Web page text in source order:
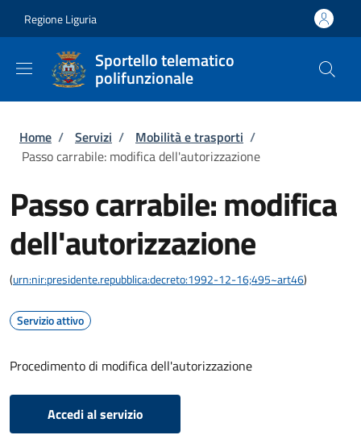
Regione Liguria
Sportello telematico
polifunzionale
Briciole di pane
Home / Servizi / Mobilità e trasporti /
Passo carrabile: modifica dell'autorizzazione
Passo carrabile: modifica
dell'autorizzazione
(urn:nir:presidente.repubblica:decreto:1992-12-16;495~art46)
Servizio attivo
Procedimento di modifica dell'autorizzazione
Accedi al servizio